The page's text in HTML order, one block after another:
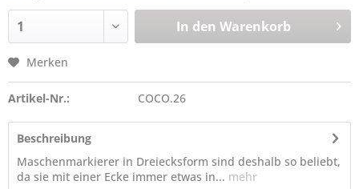
In den Warenkorb
Merken
Artikel-Nr.: COCO.26
Beschreibung
Maschenmarkierer in Dreiecksform sind deshalb so beliebt,
da sie mit einer Ecke immer etwas in... mehr